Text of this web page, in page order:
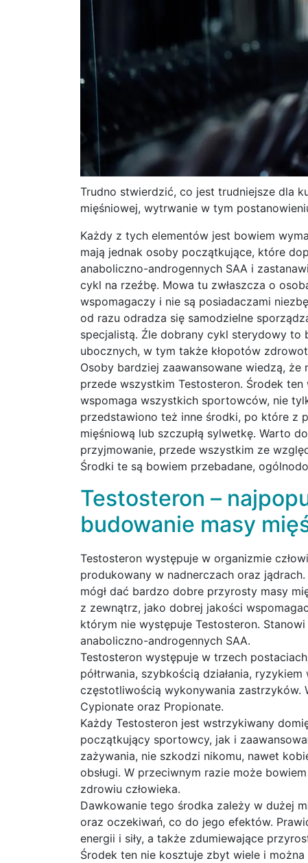
Trudno stwierdzić, co jest trudniejsze dla
mięśniowej, wytrwanie w tym
Każdy z tych elementów jest bowiem
mają jednak osoby początkujące, które
anaboliczno-androgennych SAA i
cykl na rzeźbę. Mowa tu zwłaszcza o
wspomagaczy i nie są posiadaczami
od razu odradza się samodzielne
specjalistą. Źle dobrany cykl sterydowy
ubocznych, w tym także kłopotów
Osoby bardziej zaawansowane wiedzą,
przede wszystkim Testosteron. Środek
wspomaga wszystkich sportowców, nie
przedstawiono też inne środki, po które z
mięśniową lub szczupłą sylwetkę. Warto
przyjmowanie, przede wszystkim ze
Środki te są bowiem przebadane,
Testosteron –
budowanie masy
Testosteron występuje w organizmie
produkowany w nadnerczach oraz
mógł dać bardzo dobre przyrosty masy
z zewnątrz, jako dobrej jakości
którym nie występuje Testosteron.
anaboliczno-androgennych SAA.
Testosteron występuje w trzech
półtrwania, szybkością działania,
częstotliwością wykonywania zastrzyków.
Cypionate oraz Propionate.
Każdy Testosteron jest wstrzykiwany
początkujący sportowcy, jak i
zażywania, nie szkodzi nikomu, nawet
obsługi. W przeciwnym razie może
zdrowiu człowieka.
Dawkowanie tego środka zależy w dużej
oraz oczekiwań, co do jego efektów.
energii i siły, a także zdumiewające
Środek ten nie kosztuje zbyt wiele i